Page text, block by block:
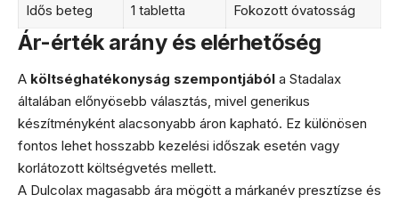
Idős beteg 1 tabletta Fokozott óvatosság
Ár-érték arány és elérhetőség
A költséghatékonyság szempontjából a Stadalax
általában előnyösebb választás, mivel generikus
készítményként alacsonyabb áron kapható. Ez különösen
fontos lehet hosszabb kezelési időszak esetén vagy
korlátozott költségvetés mellett.
A Dulcolax magasabb ára mögött a márkanév presztízse és